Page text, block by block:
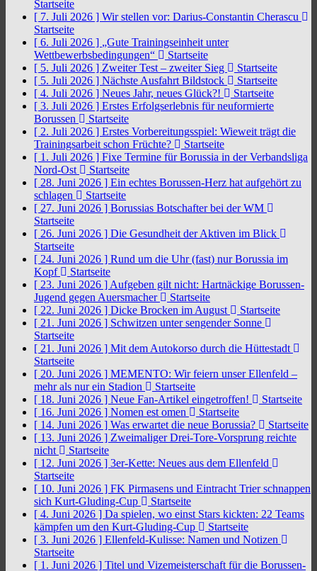
Startseite
[ 7. Juli 2026 ] Wir stellen vor: Darius-Constantin Cherascu
Startseite
[ 6. Juli 2026 ] „Gute Trainingseinheit unter
Wettbewerbsbedingungen“
Startseite
[ 5. Juli 2026 ] Zweiter Test – zweiter Sieg
Startseite
[ 5. Juli 2026 ] Nächste Ausfahrt Bildstock
Startseite
[ 4. Juli 2026 ] Neues Jahr, neues Glück?!
Startseite
[ 3. Juli 2026 ] Erstes Erfolgserlebnis für neuformierte
Borussen
Startseite
[ 2. Juli 2026 ] Erstes Vorbereitungsspiel: Wieweit trägt die
Trainingsarbeit schon Früchte?
Startseite
[ 1. Juli 2026 ] Fixe Termine für Borussia in der Verbandsliga
Nord-Ost
Startseite
[ 28. Juni 2026 ] Ein echtes Borussen-Herz hat aufgehört zu
schlagen
Startseite
[ 27. Juni 2026 ] Borussias Botschafter bei der WM
Startseite
[ 26. Juni 2026 ] Die Gesundheit der Aktiven im Blick
Startseite
[ 24. Juni 2026 ] Rund um die Uhr (fast) nur Borussia im
Kopf
Startseite
[ 23. Juni 2026 ] Aufgeben gilt nicht: Hartnäckige Borussen-
Jugend gegen Auersmacher
Startseite
[ 22. Juni 2026 ] Dicke Brocken im August
Startseite
[ 21. Juni 2026 ] Schwitzen unter sengender Sonne
Startseite
[ 21. Juni 2026 ] Mit dem Autokorso durch die Hüttestadt
Startseite
[ 20. Juni 2026 ] MEMENTO: Wir feiern unser Ellenfeld –
mehr als nur ein Stadion
Startseite
[ 18. Juni 2026 ] Neue Fan-Artikel eingetroffen!
Startseite
[ 16. Juni 2026 ] Nomen est omen
Startseite
[ 14. Juni 2026 ] Was erwartet die neue Borussia?
Startseite
[ 13. Juni 2026 ] Zweimaliger Drei-Tore-Vorsprung reichte
nicht
Startseite
[ 12. Juni 2026 ] 3er-Kette: Neues aus dem Ellenfeld
Startseite
[ 10. Juni 2026 ] FK Pirmasens und Eintracht Trier schnappen
sich Kurt-Gluding-Cup
Startseite
[ 4. Juni 2026 ] Da spielen, wo einst Stars kickten: 22 Teams
kämpfen um den Kurt-Gluding-Cup
Startseite
[ 3. Juni 2026 ] Ellenfeld-Kulisse: Namen und Notizen
Startseite
[ 1. Juni 2026 ] Titel und Vizemeisterschaft für die Borussen-